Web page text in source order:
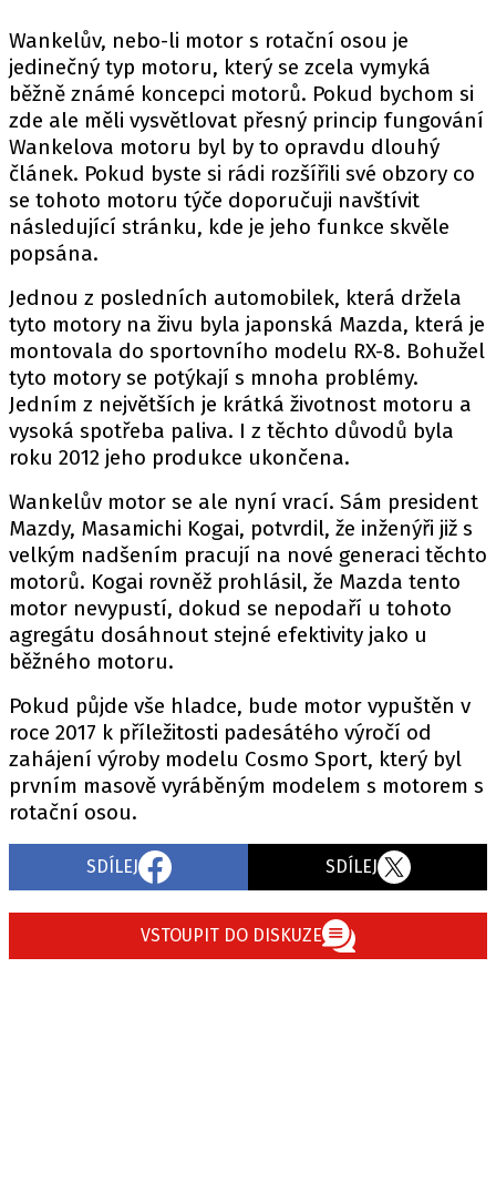
Z DOMOVA
ZE SVĚTA
MOTORSPORT
PIT LANE
ČEŠI V AKCI
SLEDUJTE NÁS NA|
Máte příběh, fotku nebo video?
Pošlete e-mail na autoroad.cz
ETICKÝ KODEX
KONTAKT
VYDAVATEL
INZERCE
OSOBNÍ ÚDAJE / COOKIES
Provozovatelem serveru autoroad.cz je
INCORP MEDIA GROUP s.r.o., IČ: 118 23 054
Wankelův, nebo-li motor s rotační osou je
jedinečný typ motoru, který se zcela vymyká
běžně známé koncepci motorů. Pokud bychom si
zde ale měli vysvětlovat přesný princip fungování
Wankelova motoru byl by to opravdu dlouhý
článek. Pokud byste si rádi rozšířili své obzory co
se tohoto motoru týče doporučuji navštívit
následující stránku, kde je jeho funkce skvěle
popsána.
Jednou z posledních automobilek, která držela
tyto motory na živu byla japonská Mazda, která je
montovala do sportovního modelu RX-8. Bohužel
tyto motory se potýkají s mnoha problémy.
Jedním z největších je krátká životnost motoru a
vysoká spotřeba paliva. I z těchto důvodů byla
roku 2012 jeho produkce ukončena.
Wankelův motor se ale nyní vrací. Sám president
Mazdy, Masamichi Kogai, potvrdil, že inženýři již s
velkým nadšením pracují na nové generaci těchto
motorů. Kogai rovněž prohlásil, že Mazda tento
motor nevypustí, dokud se nepodaří u tohoto
agregátu dosáhnout stejné efektivity jako u
běžného motoru.
Pokud půjde vše hladce, bude motor vypuštěn v
roce 2017 k příležitosti padesátého výročí od
zahájení výroby modelu Cosmo Sport, který byl
prvním masově vyráběným modelem s motorem s
rotační osou.
SDÍLEJ SDÍLEJ
VSTOUPIT DO DISKUZE